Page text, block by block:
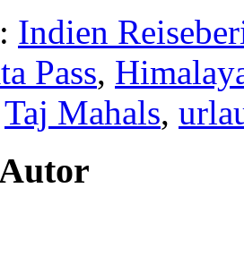
Indien
Pass,
Taj Mahals,